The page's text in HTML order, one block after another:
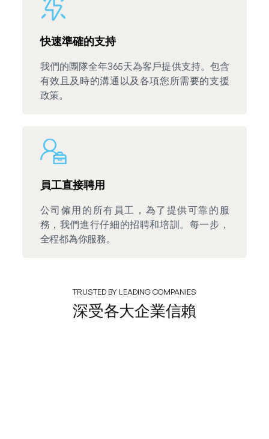
快速準確的支持
我們的團隊全年365天為客戶提供支持。包含
有效且及時的溝通以及各項您所需要的支援
政策。
員工直接聘用
公司僱用的所有員工，為了提供可靠的服
務，我們進行仔細的招聘和培訓。每一步，
全程都為你服務。
TRUSTED BY LEADING COMPANIES
深受各大企業信賴